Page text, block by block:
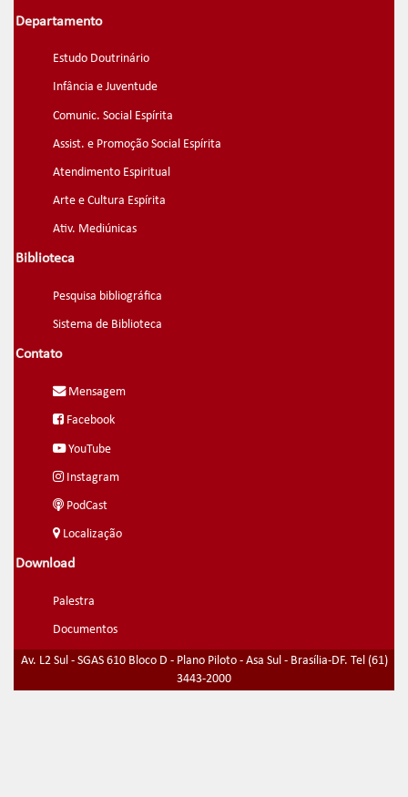
Departamento
Estudo Doutrinário
Infância e Juventude
Comunic. Social Espírita
Assist. e Promoção Social Espírita
Atendimento Espiritual
Arte e Cultura Espírita
Ativ. Mediúnicas
Biblioteca
Pesquisa bibliográfica
Sistema de Biblioteca
Contato
Mensagem
Facebook
YouTube
Instagram
PodCast
Localização
Download
Palestra
Documentos
Av. L2 Sul - SGAS 610 Bloco D - Plano Piloto - Asa Sul - Brasília-DF. Tel (61)
3443-2000